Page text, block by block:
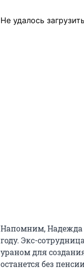
Не удалось
Напомним, Надежда
году. Экс-
ураном для
останется без